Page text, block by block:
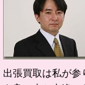
出張買取は私が参